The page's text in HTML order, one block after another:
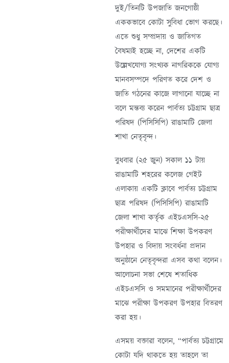
দুই/তিনটি উপজাতি জনগোষ্ঠী
এককভাবে কোটা সুবিধা ভোগ করছে।
এতে শুধু সম্প্রদায় ও জাতিগত
বৈষম্যই হচ্ছে না, দেশের একটি
উল্লেখযোগ্য সংখ্যক নাগরিককে যোগ্য
মানবসম্পদে পরিণত করে দেশ ও
জাতি গঠনের কাজে লাগানো যাচ্ছে না
বলে মন্তব্য করেন পার্বত্য চট্টগ্রাম ছাত্র
পরিষদ (পিসিসিপি) রাঙামাটি জেলা
শাখা নেতৃবৃন্দ।
বুধবার (২৫ জুন) সকাল ১১ টায়
রাঙামাটি শহরের কলেজ গেইট
এলাকায় একটি ক্লাবে পার্বত্য চট্টগ্রাম
ছাত্র পরিষদ (পিসিসিপি) রাঙামাটি
জেলা শাখা কর্তৃক এইচএসসি-২৫
পরীক্ষার্থীদের মাঝে শিক্ষা উপকরণ
উপহার ও বিদায় সংবর্ধনা প্রদান
অনুষ্ঠানে নেতৃবৃন্দরা এসব কথা বলেন।
আলোচনা সভা শেষে শতাধিক
এইচএসসি ও সমমানের পরীক্ষার্থীদের
মাঝে পরীক্ষা উপকরণ উপহার বিতরণ
করা হয়।
এসময় বক্তারা বলেন, “পার্বত্য চট্টগ্রামে
কোটা যদি থাকতে হয় তাহলে তা